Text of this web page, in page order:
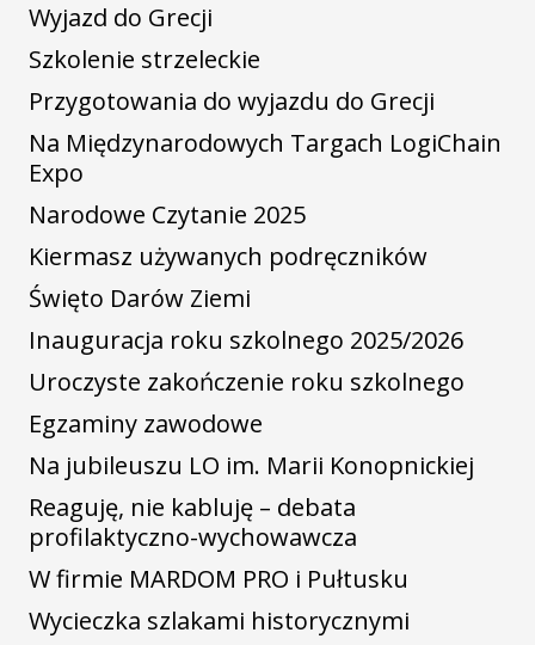
Wyjazd do Grecji
Szkolenie strzeleckie
Przygotowania do wyjazdu do Grecji
Na Międzynarodowych Targach LogiChain
Expo
Narodowe Czytanie 2025
Kiermasz używanych podręczników
Święto Darów Ziemi
Inauguracja roku szkolnego 2025/2026
Uroczyste zakończenie roku szkolnego
Egzaminy zawodowe
Na jubileuszu LO im. Marii Konopnickiej
Reaguję, nie kabluję – debata
profilaktyczno-wychowawcza
W firmie MARDOM PRO i Pułtusku
Wycieczka szlakami historycznymi